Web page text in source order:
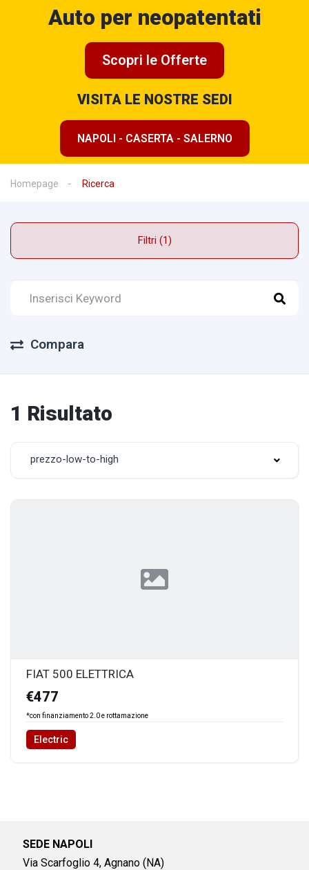
Auto per neopatentati
Scopri le Offerte
VISITA LE NOSTRE SEDI
NAPOLI - CASERTA - SALERNO
Homepage Ricerca
Filtri (1)
Compara
1 Risultato
prezzo-low-to-high
FIAT 500 ELETTRICA
€477
*con finanziamento 2.0 e rottamazione
Electric
SEDE NAPOLI
Via Scarfoglio 4, Agnano (NA)